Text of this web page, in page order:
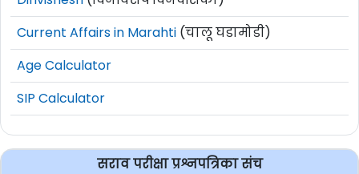
Current Affairs in Marahti (चालू घडामोडी)
Age Calculator
SIP Calculator
सराव परीक्षा प्रश्नपत्रिका संच